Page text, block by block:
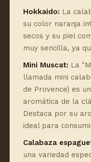
Hokkaido: La
su color naranja
secos y su piel
muy sencilla, ya
Mini Muscat: La
llamada mini
de Provence) es
aromática de la
Destaca por su
ideal para
Calabaza
una variedad